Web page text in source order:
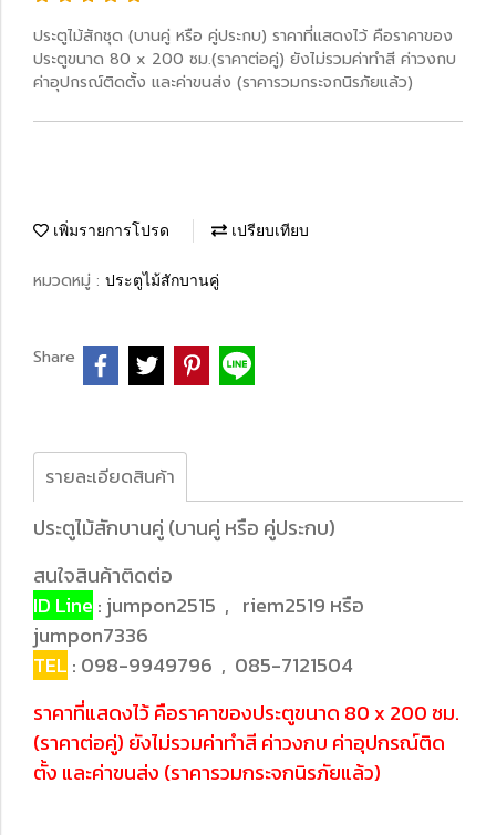
ประตูไม้สักชุด (บานคู่ หรือ คู่ประกบ) ราคาที่แสดงไว้ คือราคาของ
ประตูขนาด 80 x 200 ซม.(ราคาต่อคู่) ยังไม่รวมค่าทำสี ค่าวงกบ
ค่าอุปกรณ์ติดตั้ง และค่าขนส่ง (ราคารวมกระจกนิรภัยแล้ว)
เพิ่มรายการโปรด เปรียบเทียบ
หมวดหมู่ : ประตูไม้สักบานคู่
Share
รายละเอียดสินค้า
ประตูไม้สักบานคู่ (บานคู่ หรือ คู่ประกบ)
สนใจสินค้าติดต่อ
ID Line : jumpon2515 , riem2519 หรือ
jumpon7336
TEL : 098-9949796 , 085-7121504
ราคาที่แสดงไว้ คือราคาของประตูขนาด 80 x 200 ซม.
(ราคาต่อคู่) ยังไม่รวมค่าทำสี ค่าวงกบ ค่าอุปกรณ์ติด
ตั้ง และค่าขนส่ง (ราคารวมกระจกนิรภัยแล้ว)